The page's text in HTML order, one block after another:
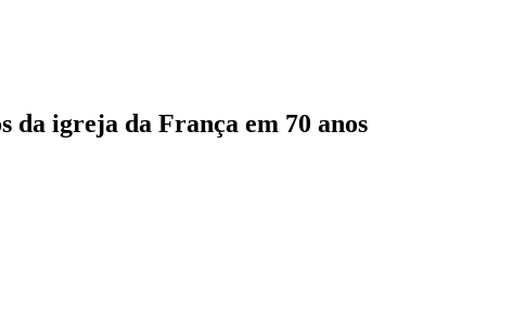
da igreja da França em 70 anos